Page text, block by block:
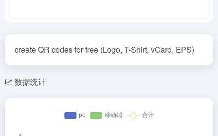
create QR codes for free (Logo, T-Shirt, vCard, EPS)
数据统计